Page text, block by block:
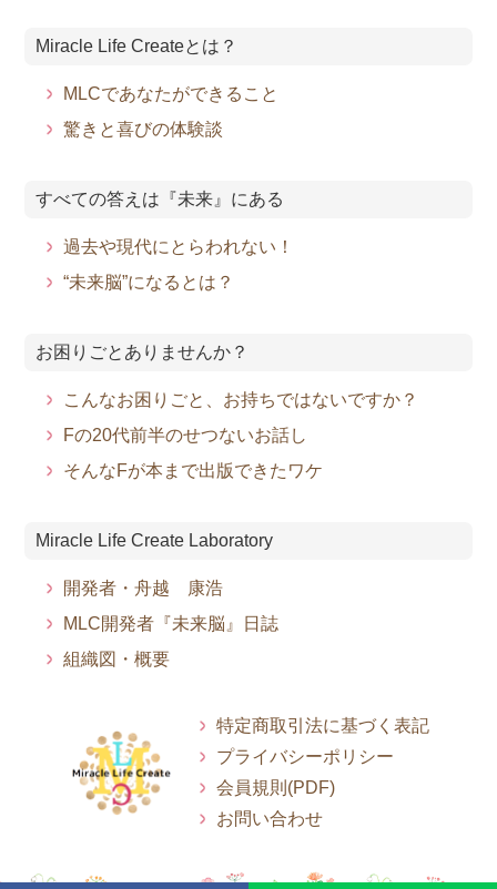
特定商取引法に基づく表記
プライバシーポリシー
会員規則(PDF)
お問い合わせ
Miracle Life Createとは？
MLCであなたができること
驚きと喜びの体験談
すべての答えは『未来』にある
過去や現代にとらわれない！
“未来脳”になるとは？
お困りごとありませんか？
こんなお困りごと、お持ちではないですか？
Fの20代前半のせつないお話し
そんなFが本まで出版できたワケ
Miracle Life Create Laboratory
開発者・舟越 康浩
MLC開発者『未来脳』日誌
組織図・概要